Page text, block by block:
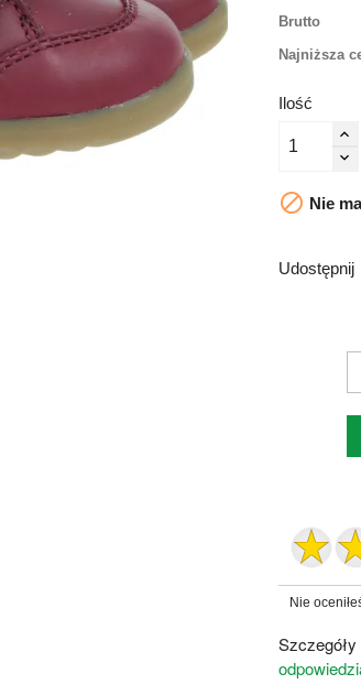
Brutto
Najniższa
Ilość
 Nie
Udostępnij
Nie